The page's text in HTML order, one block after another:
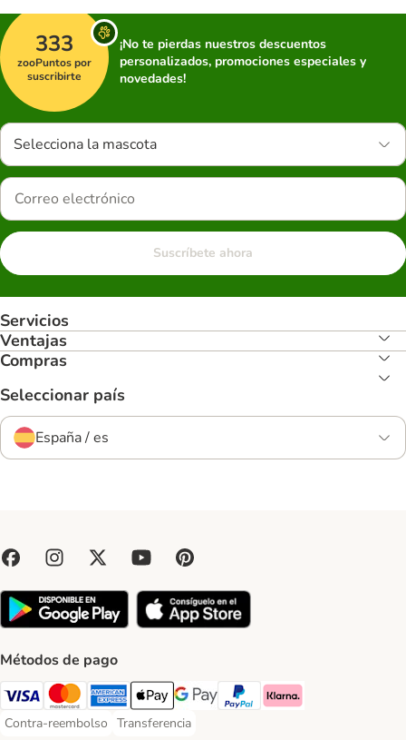
333
zooPuntos por
suscribirte
¡No te pierdas nuestros descuentos
personalizados, promociones especiales y
novedades!
Selecciona la mascota
Suscríbete ahora
Servicios
Ventajas
Compras
Seleccionar país
España / es
Métodos de pago
Visa Payment Method
Mastercard Payment Method
American Express Payment Method
Apple Pay Payment Method
Google Pay Payment Method
PayPal Payment Method
Klarna Payment Method
Contra-reembolso
Contra-reembolso Payment Method
Transferencia
Transferencia Payment Method